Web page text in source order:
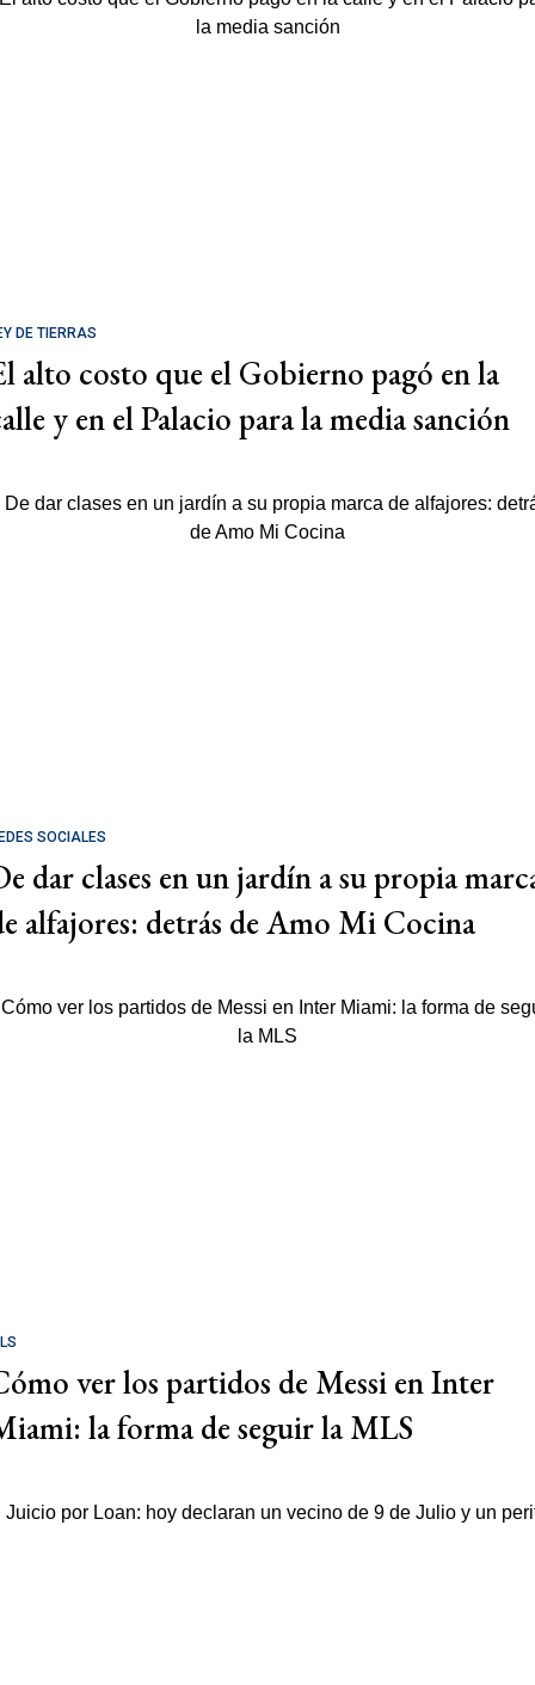
DE TIERRAS
alto costo que el Gobierno pagó en la
y en el Palacio para la media sanción
SOCIALES
dar clases en un jardín a su propia
alfajores: detrás de Amo Mi Cocina
ver los partidos de Messi en Inter
la forma de seguir la MLS